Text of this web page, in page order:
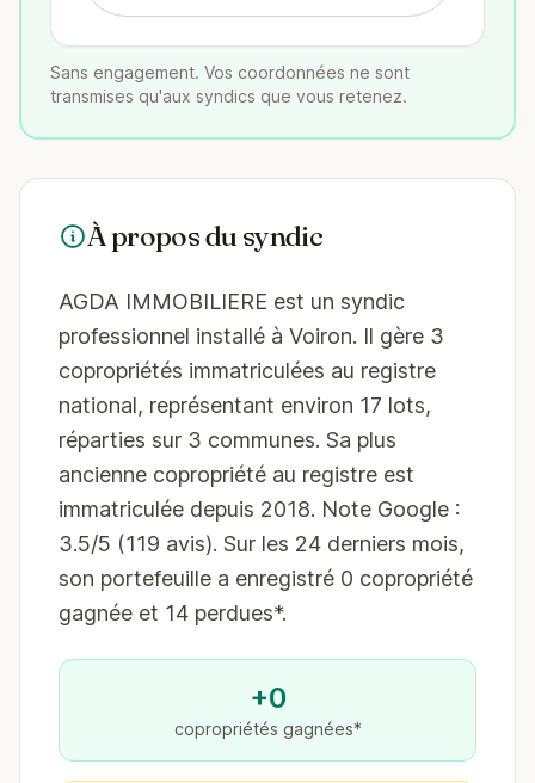
Sans engagement. Vos coordonnées ne sont
transmises qu'aux syndics que vous retenez.
À propos du syndic
AGDA IMMOBILIERE est un syndic
professionnel installé à Voiron. Il gère 3
copropriétés immatriculées au registre
national, représentant environ 17 lots,
réparties sur 3 communes. Sa plus
ancienne copropriété au registre est
immatriculée depuis 2018. Note Google :
3.5/5 (119 avis). Sur les 24 derniers mois,
son portefeuille a enregistré 0 copropriété
gagnée et 14 perdues*.
+0
copropriétés gagnées*